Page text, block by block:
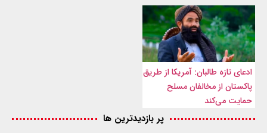
ادعای تازه طالبان: آمریکا از طریق
پاکستان از مخالفان مسلح
حمایت می‌کند
پر بازدیدترین ها